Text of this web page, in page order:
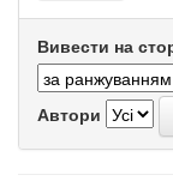
Вивести на
Автори